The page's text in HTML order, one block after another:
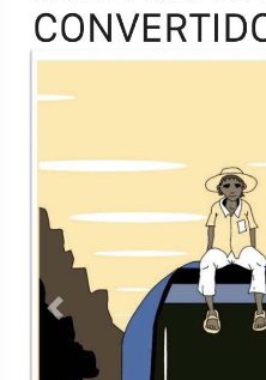
TODOS
Contacto Directorio